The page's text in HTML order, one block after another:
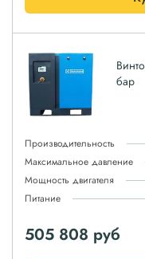
бар
Производительность
Максимальное давление
Мощность двигателя
Питание
505 808 руб